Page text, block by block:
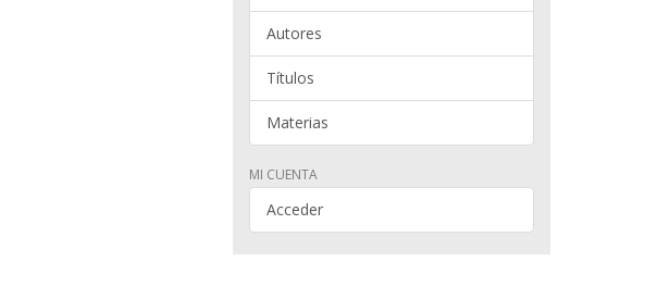
Autores
Títulos
Materias
MI CUENTA
Acceder